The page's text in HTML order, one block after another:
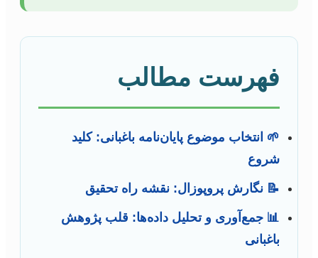
فهرست مطالب
🌱 انتخاب موضوع پایان‌نامه باغبانی: کلید
شروع
📝 نگارش پروپوزال: نقشه راه تحقیق
📊 جمع‌آوری و تحلیل داده‌ها: قلب پژوهش
باغبانی